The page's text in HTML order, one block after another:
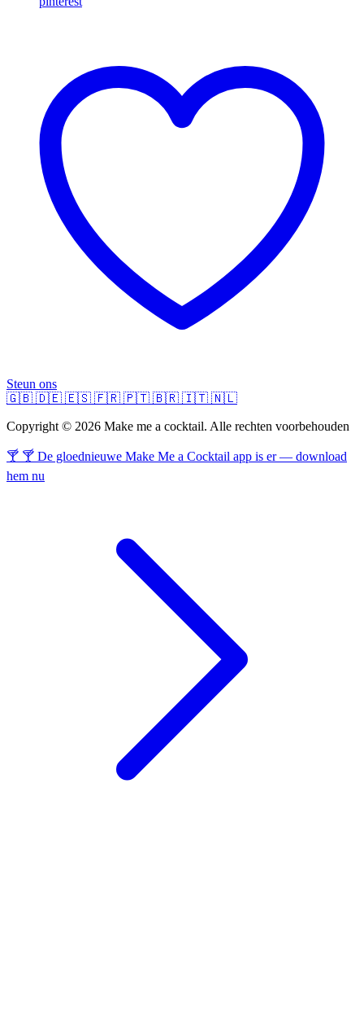
Steun ons
🇬🇧 🇩🇪 🇪🇸 🇫🇷 🇵🇹 🇧🇷 🇮🇹 🇳🇱
Copyright © 2026 Make me a cocktail. Alle rechten voorbehouden
🍸 🍸 De gloednieuwe Make Me a Cocktail app is er — download
hem nu